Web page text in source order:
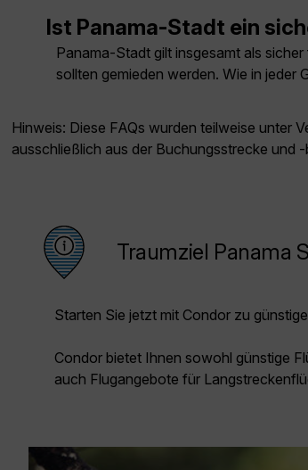
Ist Panama-Stadt ein
Panama-Stadt gilt insgesamt als
sollten gemieden werden. Wie in
Hinweis: Diese FAQs wurden teilweise unter
ausschließlich aus der Buchungsstrecke und
Traumziel Panama
Starten Sie jetzt mit Condor zu
Condor bietet Ihnen sowohl günstige
auch Flugangebote für